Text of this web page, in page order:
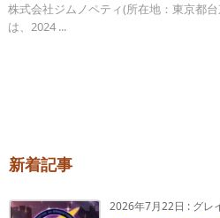
株式会社ジムノペティ(所在地：東京都
は、2024 ...
新着記事
2026年7月22日 : グレ